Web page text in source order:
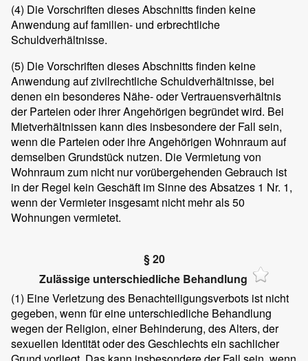
(4) Die Vorschriften dieses Abschnitts finden keine
Anwendung auf familien- und erbrechtliche
Schuldverhältnisse.
(5) Die Vorschriften dieses Abschnitts finden keine
Anwendung auf zivilrechtliche Schuldverhältnisse, bei
denen ein besonderes Nähe- oder Vertrauensverhältnis
der Parteien oder ihrer Angehörigen begründet wird. Bei
Mietverhältnissen kann dies insbesondere der Fall sein,
wenn die Parteien oder ihre Angehörigen Wohnraum auf
demselben Grundstück nutzen. Die Vermietung von
Wohnraum zum nicht nur vorübergehenden Gebrauch ist
in der Regel kein Geschäft im Sinne des Absatzes 1 Nr. 1,
wenn der Vermieter insgesamt nicht mehr als 50
Wohnungen vermietet.
§ 20
Zulässige unterschiedliche Behandlung
(1) Eine Verletzung des Benachteiligungsverbots ist nicht
gegeben, wenn für eine unterschiedliche Behandlung
wegen der Religion, einer Behinderung, des Alters, der
sexuellen Identität oder des Geschlechts ein sachlicher